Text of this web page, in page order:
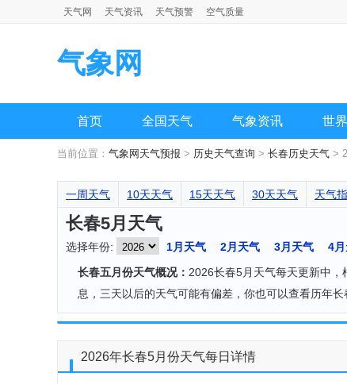
天气网 天气资讯 天气预警 空气质量
气象网
首页 全国天气 气象资讯 世
当前位置： 气象网天气预报 > 历史天气查询 > 长春历史天气 >
一周天气 10天天气 15天天气 30天天气 天气
长春5月天气
选择年份: 1月天气 2月天气 3月天气 4
长春五月份天气概况： 2026长春5月天气每天更新中
息，三天以后的天气可能有偏差，你也可以查看历年
2026年长春5月份天气每日详情